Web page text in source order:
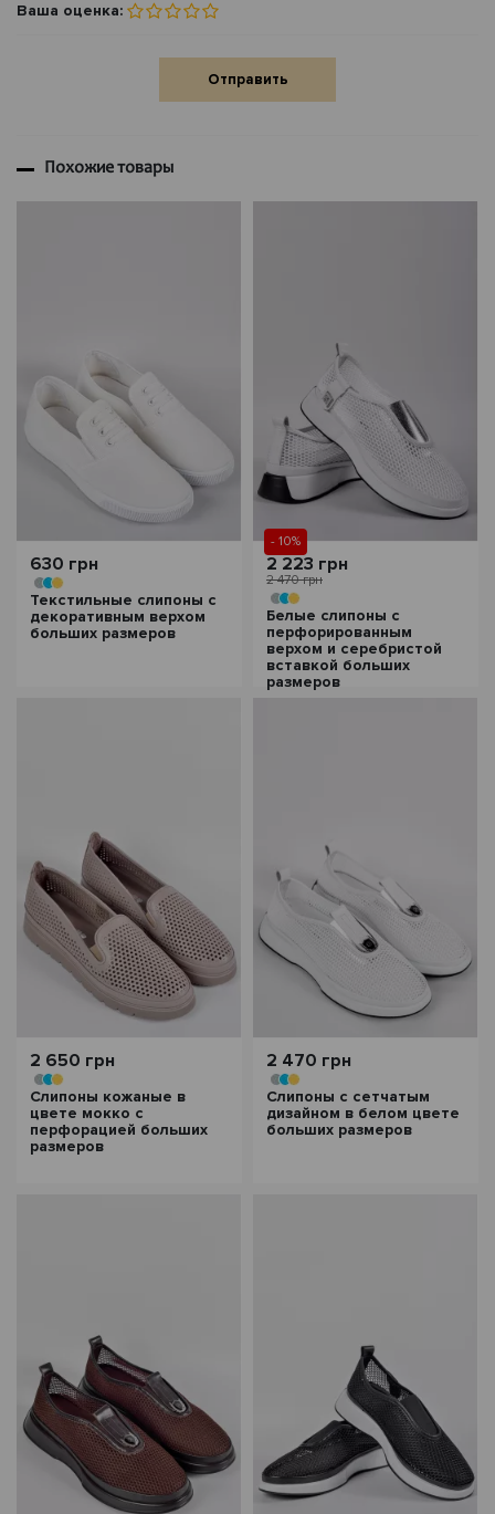
Ваша оценка:
Отправить
Похожие товары
630 грн
Текстильные слипоны с
декоративным верхом
больших размеров
- 10%
2 223 грн
2 470 грн
Белые слипоны с
перфорированным
верхом и серебристой
вставкой больших
размеров
2 650 грн
Слипоны кожаные в
цвете мокко с
перфорацией больших
размеров
2 470 грн
Слипоны с сетчатым
дизайном в белом цвете
больших размеров